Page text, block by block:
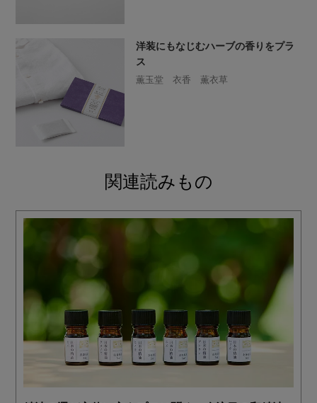
洋装にもなじむハーブの香りをプラ
ス
薫玉堂 衣香 薫衣草
関連読みもの